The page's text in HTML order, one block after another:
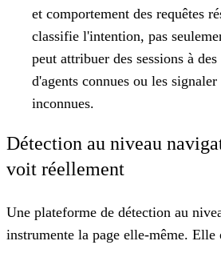
et comportement des requêtes
classifie l'intention, pas
peut attribuer des sessions à
d'agents connues ou les
inconnues.
Détection au niveau
voit réellement
Une plateforme de détection au
instrumente la page elle-même. Elle